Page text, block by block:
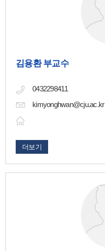
김용환 부교수
0432298411
kimyonghwan@cju.ac.kr
더보기